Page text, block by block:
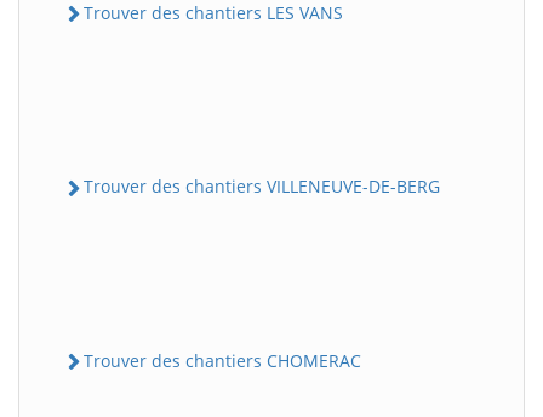
Trouver des chantiers LES VANS
Trouver des chantiers VILLENEUVE-DE-BERG
Trouver des chantiers CHOMERAC